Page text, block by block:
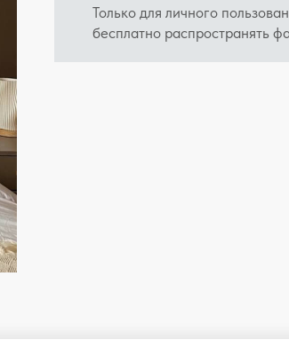
Только для личного
бесплатно распространять